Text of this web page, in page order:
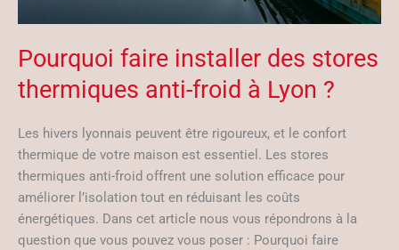
Pourquoi faire installer des stores
thermiques anti-froid à Lyon ?
Les hivers lyonnais peuvent être rigoureux, et le confort
thermique de votre maison est essentiel. Les stores
thermiques anti-froid offrent une solution efficace pour
améliorer l’isolation tout en réduisant les coûts
énergétiques. Dans cet article nous vous répondrons à la
question que vous pouvez vous poser : Pourquoi faire